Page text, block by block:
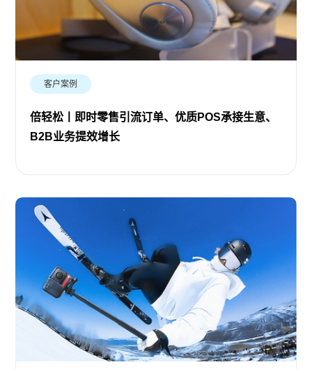
客户案例
倍轻松丨即时零售引流订单、优质POS承接生意、
B2B业务提效增长